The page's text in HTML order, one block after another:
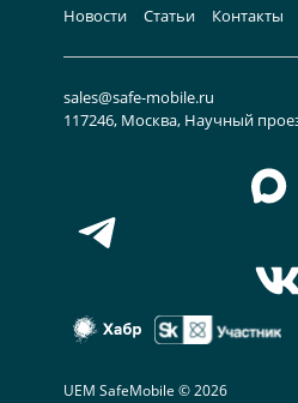
Новости
Статьи Контакты
sales@safe-mobile.ru
117246, Москва, Научный
UEM SafeMobile © 2026